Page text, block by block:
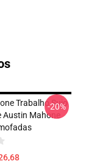
Trabalho Sujo
Mahone
-20%